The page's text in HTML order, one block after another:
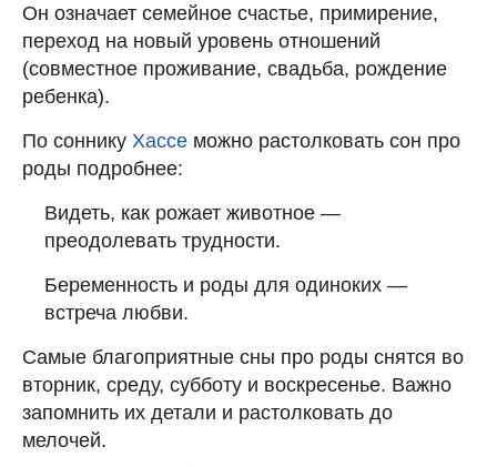
Он означает семейное счастье, примирение,
переход на новый уровень отношений
(совместное проживание, свадьба, рождение
ребенка).
По соннику Хассе можно растолковать сон про
роды подробнее:
Видеть, как рожает животное —
преодолевать трудности.
Беременность и роды для одиноких —
встреча любви.
Самые благоприятные сны про роды снятся во
вторник, среду, субботу и воскресенье. Важно
запомнить их детали и растолковать до
мелочей.